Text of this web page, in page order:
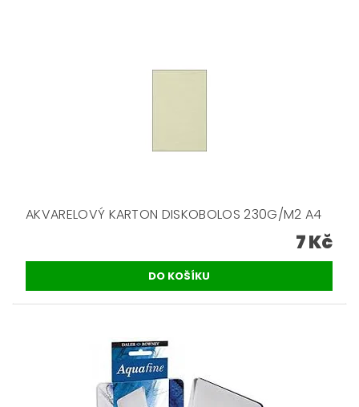
AKVARELOVÝ KARTON DISKOBOLOS 230G/M2 A4
7 Kč